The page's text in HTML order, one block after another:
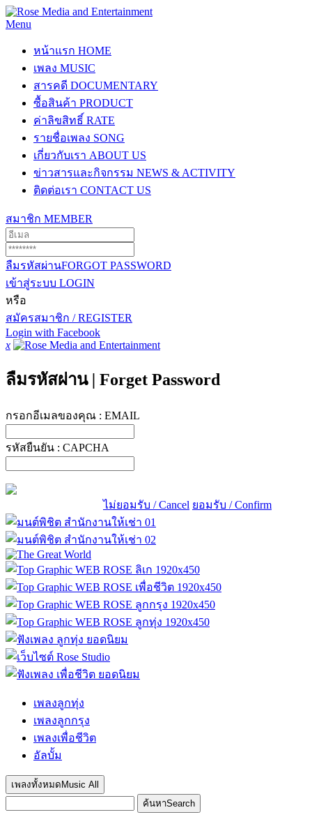
Menu
หน้าแรก HOME
เพลง MUSIC
สารคดี DOCUMENTARY
ซื้อสินค้า PRODUCT
ค่าลิขสิทธิ์ RATE
รายชื่อเพลง SONG
เกี่ยวกับเรา ABOUT US
ข่าวสารและกิจกรรม NEWS & ACTIVITY
ติดต่อเรา CONTACT US
สมาชิก MEMBER
ลืมรหัสผ่านFORGOT PASSWORD
เข้าสู่ระบบ LOGIN
หรือ
สมัครสมาชิก / REGISTER
Login with Facebook
x
ลืมรหัสผ่าน | Forget Password
กรอกอีเมลของคุณ : EMAIL
รหัสยืนยัน : CAPCHA
ไม่ยอมรับ / Cancel ยอมรับ / Confirm
เพลงลูกทุ่ง
เพลงลูกกรุง
เพลงเพื่อชีวิต
อัลบั้ม
เพลงทั้งหมด Music All
ค้นหาSearch